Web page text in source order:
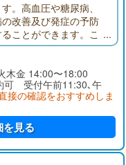
。高血圧や糖尿病、
改善及び発症の予防
ことができます。こ
健康をより早い段階
ライマリケアの実践
域医療に貢献をして
いいたします。
木金 14:00〜18:00
可 受付午前11:30､午
接の確認をおすすめしま
を見る